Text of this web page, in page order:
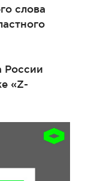
слова
России
«Z-